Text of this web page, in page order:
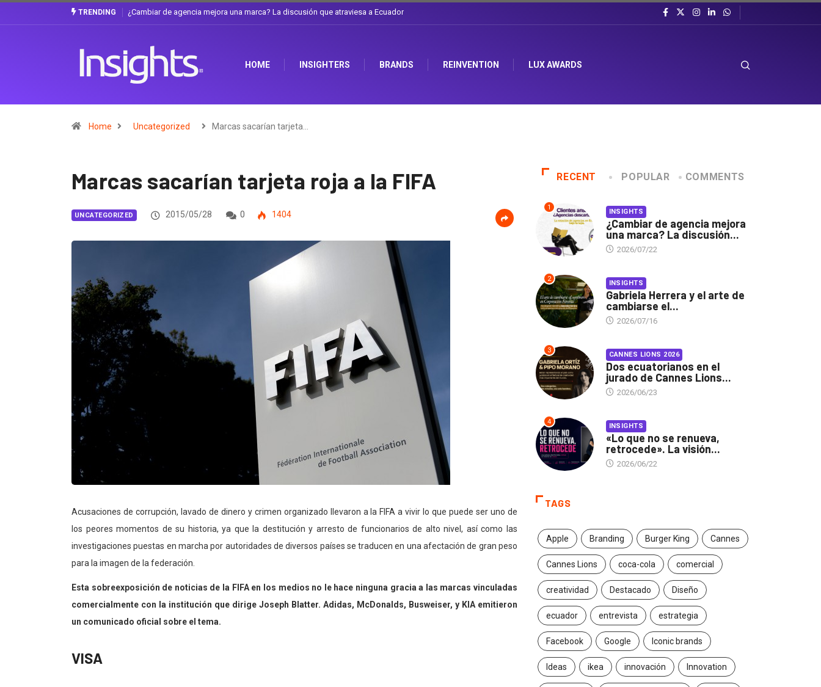
TRENDING Gabriela Herrera y el arte de cambiarse el sombrero en Corporación Favorita
HOME INSIGHTERS BRANDS REINVENTION LUX AWARDS
Home Uncategorized Marcas sacarían tarjeta…
Marcas sacarían tarjeta roja a la FIFA
UNCATEGORIZED 2015/05/28 0 1404
Acusaciones de corrupción, lavado de dinero y crimen organizado llevaron a la FIFA a vivir lo que puede ser uno de
los peores momentos de su historia, ya que la destitución y arresto de funcionarios de alto nivel, así como las
investigaciones puestas en marcha por autoridades de diversos países se traducen en una afectación de gran peso
para la imagen de la federación.
Esta sobreexposición de noticias de la FIFA en los medios no le hace ninguna gracia a las marcas vinculadas
comercialmente con la institución que dirige Joseph Blatter. Adidas, McDonalds, Busweiser, y KIA emitieron
un comunicado oficial sobre el tema.
VISA
RECENT POPULAR COMMENTS
1 INSIGHTS
¿Cambiar de agencia mejora
una marca? La discusión...
2026/07/22
2 INSIGHTS
Gabriela Herrera y el arte de
cambiarse el...
2026/07/16
3 CANNES LIONS 2026
Dos ecuatorianos en el
jurado de Cannes Lions...
2026/06/23
4 INSIGHTS
«Lo que no se renueva,
retrocede». La visión...
2026/06/22
TAGS
Apple Branding Burger King Cannes
Cannes Lions coca-cola comercial
creatividad Destacado Diseño
ecuador entrevista estrategia
Facebook Google Iconic brands
Ideas ikea innovación Innovation